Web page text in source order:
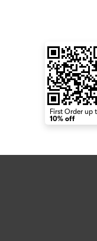
First Order up
10% off